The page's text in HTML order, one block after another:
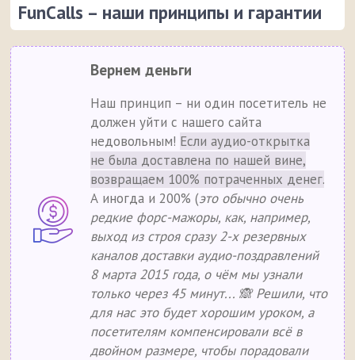
FunCalls – наши принципы и гарантии
Вернем деньги
Наш принцип – ни один посетитель не
должен уйти с нашего сайта
недовольным! Если аудио-открытка
не была доставлена по нашей вине,
возвращаем 100% потраченных денег.
А иногда и 200% (это обычно очень
редкие форс-мажоры, как, например,
выход из строя сразу 2-х резервных
каналов доставки аудио-поздравлений
8 марта 2015 года, о чём мы узнали
только через 45 минут... 🙈 Решили, что
для нас это будет хорошим уроком, а
посетителям компенсировали всё в
двойном размере, чтобы порадовали